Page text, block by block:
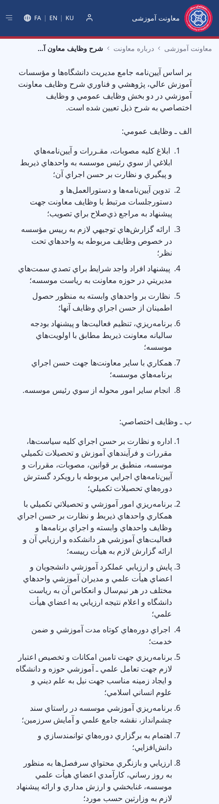
معاونت آموزشی FA EN KU
معاونت آموزشی درباره معاونت شرح وظایف معاون آموزشی
بر اساس آيين‌نامه جامع مديريت دانشگاه‌ها و مؤسسات
آموزش عالي، پژوهشي و فناوري شرح وظايف معاونت
آموزشي در دو بخش وظايف عمومي و وظايف
اختصاصي به شرح ذيل تعيين شده است.
الف ـ وظايف عمومي:
ابلاغ كليه مصوبات، مقـررات و آيين‌نامه‌هاي
ابلاغي از سوي رئيس موسسه به واحدهاي ذيربط
و پيگيري و نظارت بر حسن اجراي آن؛
تدوين آيين‌نامه‌ها و دستورالعمل‌ها و
دستورجلسات مرتبط با وظايف معاونت جهت
پيشنهاد به مراجع ذي‌صلاح براي تصويب؛
ارائه گزارش‌هاي توجيهي لازم به رييس مؤسسه
در خصوص وظايف مربوطه به واحدهاي تحت
نظر؛
پيشنهاد افراد واجد شرايط براي تصدي سمت‌هاي
مديريتي در حوزه معاونت به رياست موسسه؛
نظارت بر واحدهاي وابسته به منظور حصول
اطمينان از حسن اجراي وظايف آنها؛
برنامه‌ريزي، تنظيم فعاليت‌ها و پيشنهاد بودجه
ساليانه معاونت ذيربط مطابق با اولويت‌هاي
موسسه؛
همكاري با ساير معاونت‌ها جهت حسن اجراي
برنامه‌هاي موسسه؛
انجام ساير امور محوله از سوي رئيس موسسه.
ب ـ وظايف اختصاصي:
اداره و نظارت بر حسن اجراي كليه سياست‌ها،
مقررات و فرآيندهاي آموزش و تحصيلات تكميلي
موسسه، منطبق بر قوانين، مصوبات، مقررات و
آيين‌نامه‌هاي اجرايي مربوطه با رويكرد گسترش
دوره‌هاي تحصيلات تكميلي؛
برنامه‌ريزي امور آموزشي و تحصيلاتي تكميلي با
همكاري واحدهاي ذيربط و نظارت بر حسن اجراي
وظايف واحدهاي وابسته و اجراي برنامه‌ها و
فعاليت‌هاي آموزشي هر دانشكده و ارزيابي آن و
ارائه گزارش لازم به هيأت رييسه؛
پايش و ارزيابي عملكرد آموزشي دانشجويان و
اعضاي هيأت علمي و مديران آموزشي واحدهاي
مختلف در هر نيم‌سال و انعكاس آن به رياست
دانشگاه و اعلام نتيجه ارزيابي به اعضاي هيأت
علمي؛
اجراي دوره‌هاي كوتاه مدت آموزشي و ضمن
خدمت؛
برنامه‌ريزي جهت تامين امكانات و تخصيص اعتبار
لازم جهت تعامل علمي ـ آموزشي حوزه و دانشگاه
و ايجاد زمينه مناسب جهت نيل به علم ديني و
علوم انساني اسلامي؛
برنامه‌ريزي آموزشي موسسه در راستاي سند
چشم‌انداز، نقشه جامع علمي و آمايش سرزمين؛
اهتمام به برگزاري دوره‌هاي توانمندسازي و
دانش‌افزايي؛
ارزيابي و بازنگري محتواي سرفصل‌ها به منظور
به روز رساني، كارآمدي اعضاي هيأت علمي
موسسه، غنابخشي و ارزش مداري و ارائه پيشنهاد
لازم به وزارتين حسب مورد؛